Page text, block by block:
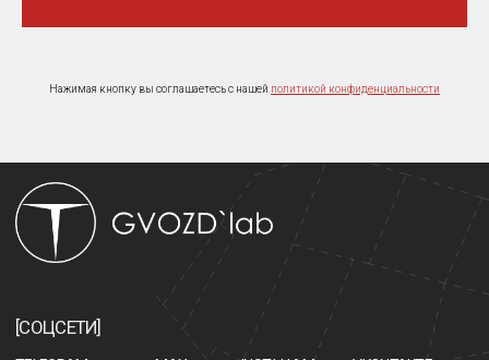
Нажимая кнопку вы соглашаетесь с нашей политикой конфиденциальности